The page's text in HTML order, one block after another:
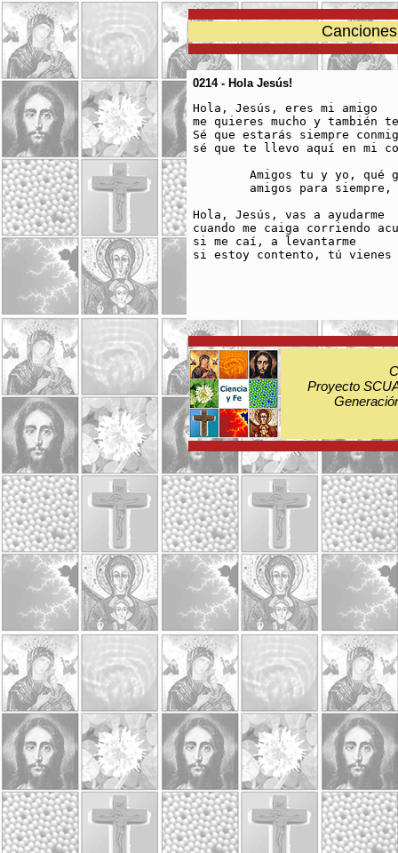
0214 - ­Hola Jesús!
Hola, Jesús, eres mi amigo
me quieres mucho y también
Sé que estarás siempre
sé que te llevo aquí en mi
­Hola, Jesús, vas a ayudarme
cuando me caiga corriendo
si me caí, a levantarme
si estoy contento, tú
Proyecto